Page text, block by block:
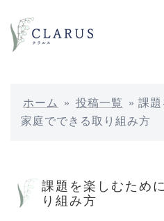
ン
ホーム » 投稿一覧 » 課
家庭でできる取り組み方
課題を楽しむため
り組み方